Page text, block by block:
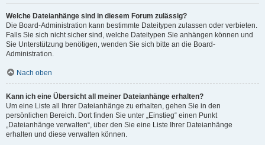
Welche Dateianhänge sind in diesem Forum zulässig?
Die Board-Administration kann bestimmte Dateitypen zulassen oder verbieten.
Falls Sie sich nicht sicher sind, welche Dateitypen Sie anhängen können und
Sie Unterstützung benötigen, wenden Sie sich bitte an die Board-
Administration.
Nach oben
Kann ich eine Übersicht all meiner Dateianhänge erhalten?
Um eine Liste all Ihrer Dateianhänge zu erhalten, gehen Sie in den
persönlichen Bereich. Dort finden Sie unter „Einstieg“ einen Punkt
„Dateianhänge verwalten“, über den Sie eine Liste Ihrer Dateianhänge
erhalten und diese verwalten können.